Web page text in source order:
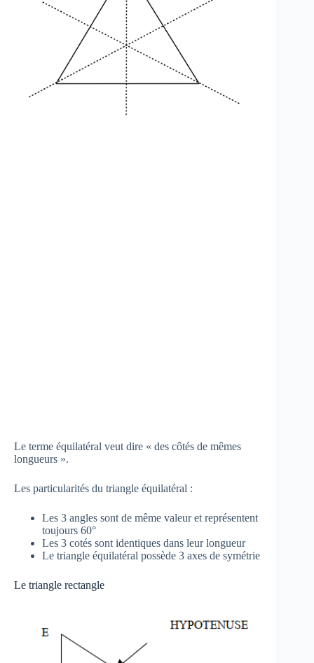
Le terme équilatéral veut dire « des côtés de mêmes
longueurs ».
Les particularités du triangle équilatéral :
Les 3 angles sont de même valeur et représentent
toujours 60°
Les 3 cotés sont identiques dans leur longueur
Le triangle équilatéral possède 3 axes de symétrie
Le triangle rectangle